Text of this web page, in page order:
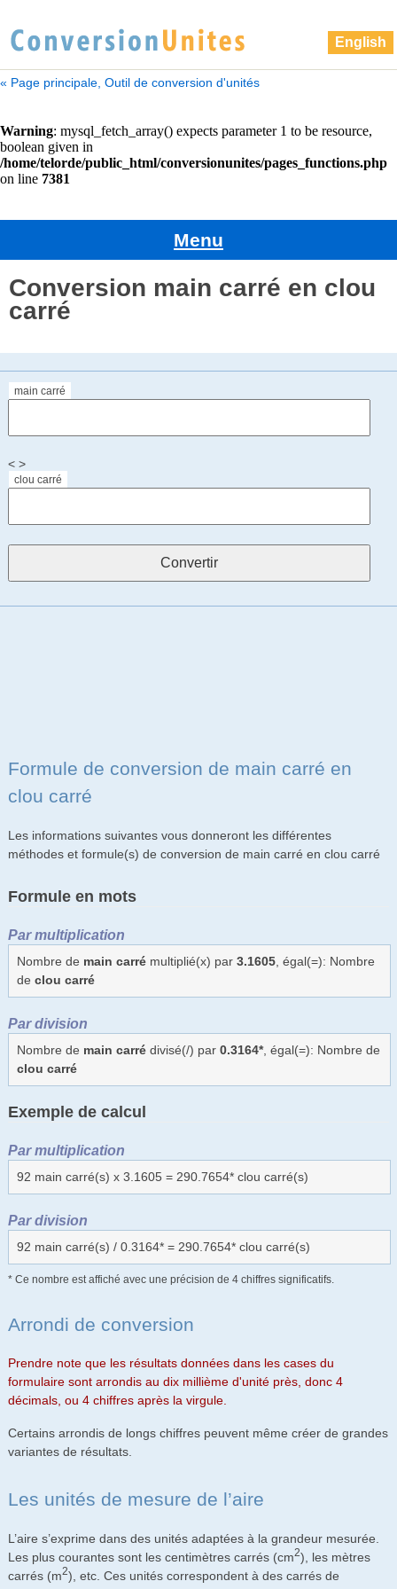
English
« Page principale, Outil de conversion d'unités
Menu
Conversion main carré en clou
carré
main carré
< >
clou carré
Formule de conversion de main carré en
clou carré
Les informations suivantes vous donneront les différentes
méthodes et formule(s) de conversion de main carré en clou carré
Formule en mots
Par multiplication
Nombre de main carrémultiplié(x) par 3.1605, égal(=): Nombre
de clou carré
Par division
Nombre de main carrédivisé(/) par 0.3164*, égal(=): Nombre de
clou carré
Exemple de calcul
Par multiplication
92 main carré(s) x 3.1605 = 290.7654* clou carré(s)
Par division
92 main carré(s) / 0.3164* = 290.7654* clou carré(s)
* Ce nombre est affiché avec une précision de 4 chiffres significatifs.
Arrondi de conversion
Prendre note que les résultats données dans les cases du
formulaire sont arrondis au dix millième d'unité près, donc 4
décimals, ou 4 chiffres après la virgule.
Certains arrondis de longs chiffres peuvent même créer de grandes
variantes de résultats.
Les unités de mesure de l’aire
L’aire s’exprime dans des unités adaptées à la grandeur mesurée.
Les plus courantes sont les centimètres carrés (cm2), les mètres
carrés (m2), etc. Ces unités correspondent à des carrés de